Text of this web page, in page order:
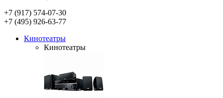
+7 (917) 574-07-30
+7 (495) 926-63-77
Кинотеатры
Кинотеатры